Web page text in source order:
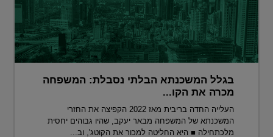
בגלל המשכנתא הבלתי נסבלת: המשפחה
מכרה את הקו...
העלייה החדה בריבית מאז 2022 הקפיצה את החזרי
המשכנתא של המשפחה מבאר יעקב, שהיו גבוהים יחסית
מלכתחילה ■ היא החליטה למכור את הקוטג', וב...